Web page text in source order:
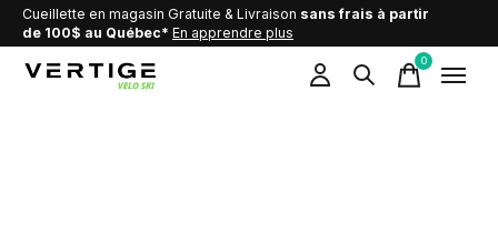
Cueillette en magasin Gratuite & Livraison sans frais à partir
de 100$ au Québec* En apprendre plus
0items